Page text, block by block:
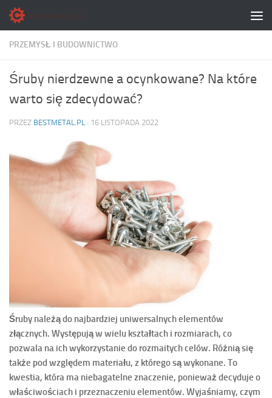
Skip to content
PRZEMYSŁ I BUDOWNICTWO
Śruby nierdzewne a ocynkowane? Na które
warto się zdecydować?
PRZEZ BESTMETAL.PL · 16 LISTOPADA 2022
Śruby należą do najbardziej uniwersalnych elementów
złącznych. Występują w wielu kształtach i rozmiarach, co
pozwala na ich wykorzystanie do rozmaitych celów. Różnią się
także pod względem materiału, z którego są wykonane. To
kwestia, która ma niebagatelne znaczenie, ponieważ decyduje o
właściwościach i przeznaczeniu elementów. Wyjaśniamy, czym